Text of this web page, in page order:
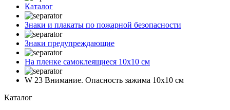
Каталог
Знаки и плакаты по пожарной безопасности
Знаки предупреждающие
На пленке самоклеящиеся 10х10 см
W 23 Внимание. Опасность зажима 10х10 см
Каталог